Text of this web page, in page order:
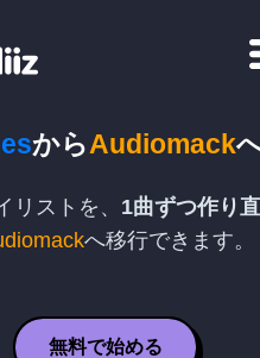
からAudiomack
リストを、 1曲ずつ作り
へ移行できます。
無料で始める